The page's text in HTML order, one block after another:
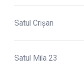
Satul Crișan
Satul Mila 23